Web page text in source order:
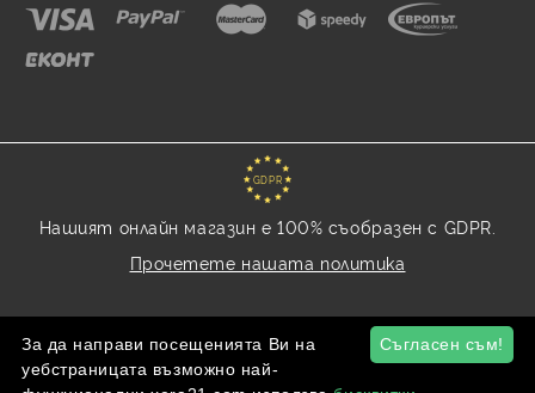
GDPR
Нашият онлайн магазин е 100% съобразен с GDPR.
Прочетете нашата политика
Моите лични данни
Съгласен съм!
За да направи посещенията Ви на
уебстраницата възможно най-